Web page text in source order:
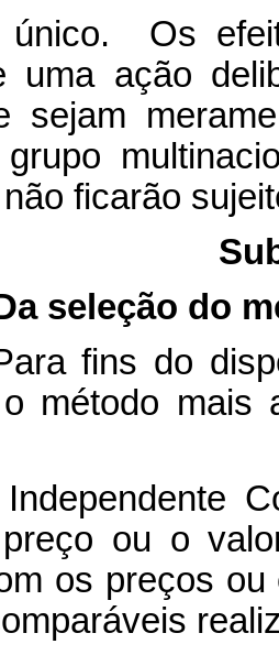
único. Os
uma ação
sejam
ficarão
seleção do
fins do
o método
ou o
os preços